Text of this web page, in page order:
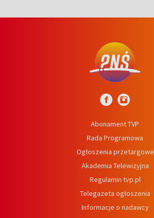
Abonament TVP
Rada Programowa
Ogłoszenia przetargowe
Akademia Telewizyjna
Regulamin tvp.pl
Telegazeta ogłoszenia
Informacje o nadawcy